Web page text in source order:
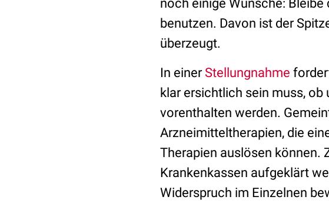
noch einige Wünsche:
benutzen. Davon ist der
überzeugt.
In einer Stellungnahme
klar ersichtlich sein muss,
vorenthalten werden.
Arzneimitteltherapien, die
Therapien auslösen können.
Krankenkassen aufgeklärt
Widerspruch im Einzelnen